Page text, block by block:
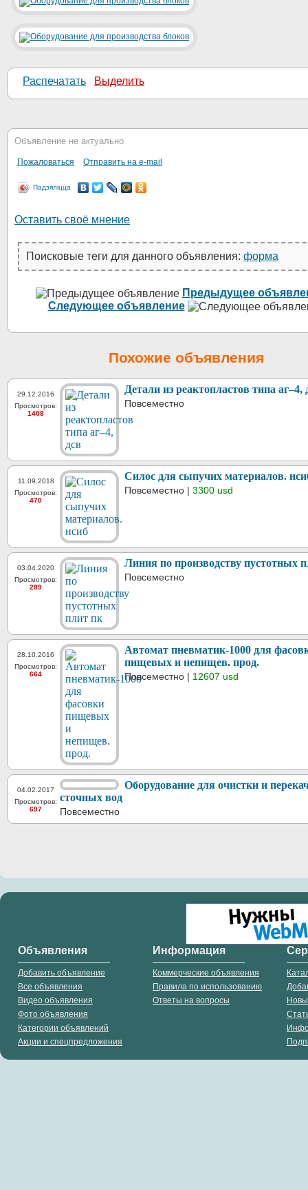
Распечатать Выделить
Объявление не актуально
Пожаловаться Отправить на e-mail
Падзяліцца
Оставить своё мнение
Поисковые теги для данного объявления: форма
Предыдущее
Следующее объявление
Похожие объявления
29.12.2016
Просмотров:
1408
Детали из реактопластов типа аг–4,
Повсеместно
11.09.2018
Просмотров:
470
Силос для сыпучих материалов.
Повсеместно | 3300 usd
03.04.2020
Просмотров:
289
Линия по производству пустотных
Повсеместно
28.10.2016
Просмотров:
664
Автомат пневматик-1000 для
пищевых и непищев. прод.
Повсеместно | 12607 usd
04.02.2017
Просмотров:
697
Оборудование для очистки и
сточных вод
Повсеместно
Объявления
Добавить объявление
Все объявления
Видео объявления
Фото объявления
Категории объявлений
Акции и спецпредложения
Информация
Коммерческие объявления
Правила по использованию
Ответы на вопросы